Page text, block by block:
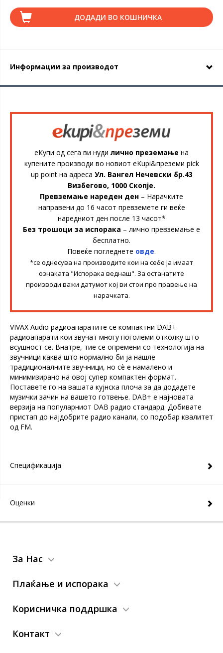
ДОДАДИ ВО КОШНИЧКА
Информации за производот
еКупи од сега ви нуди лично преземање на
купените производи во новиот eKupi&преземи pick
up point на адреса Ул. Вангел Нечевски бр.43
Визбегово, 1000 Скопје.
Превземање нареден ден – Нарачките
направени до 16 часот превземете ги веќе
наредниот ден после 13 часот*
Без трошоци за испорака – лично превземање е
бесплатно.
Повеќе погледнете овде.
*се однесува на производите кои на себе ја имаат
ознаката "Испорака веднаш". За останатите
производи важи датумот кој ви стои про правење на
нарачката.
VIVAX Audio радиоапаратите се компактни DAB+
радиоапарати кои звучат многу поголеми отколку што
всушност се. Внатре, тие се опремени со технологија на
звучници каква што нормално би ја нашле
традиционалните звучници, но сè е намалено и
минимизирано на овој супер компактен формат.
Поставете го на вашата кујнска плоча за да додадете
музички зачин на вашето готвење. DAB+ е најновата
верзија на популарниот DAB радио стандард. Добивате
пристап до најдобрите радио канали, со подобар квалитет
од FM.
Спецификација
Оценки
За Нас
Плаќање и испорака
Корисничка поддршка
Контакт